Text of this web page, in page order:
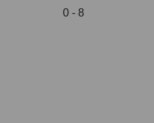
0 - 8
sklíčidla
[dřevo]